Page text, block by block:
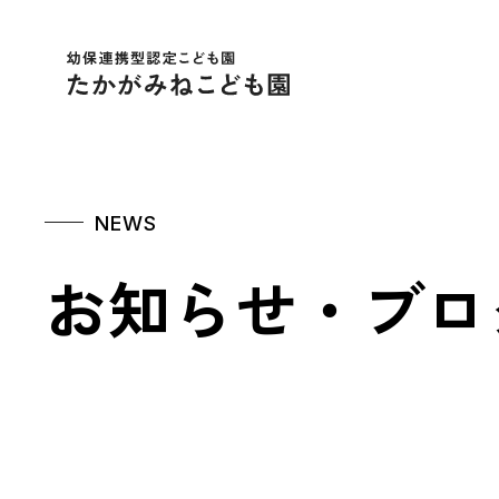
幼保連携型認定こど
NEWS
お知らせ・ブ